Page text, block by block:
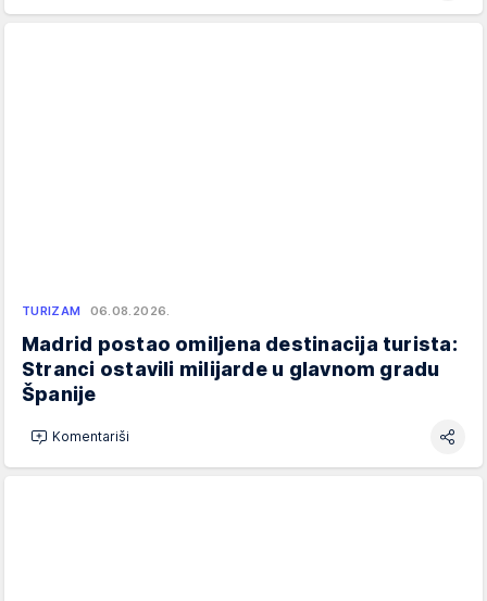
TURIZAM 06.08.2026.
Madrid postao omiljena destinacija turista:
Stranci ostavili milijarde u glavnom gradu
Španije
Komentariši